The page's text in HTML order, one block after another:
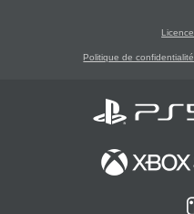
Licence
Politique de confidentialité